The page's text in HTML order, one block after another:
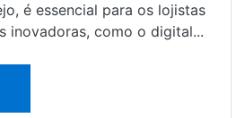
é essencial para os lojistas
inovadoras, como o digital...